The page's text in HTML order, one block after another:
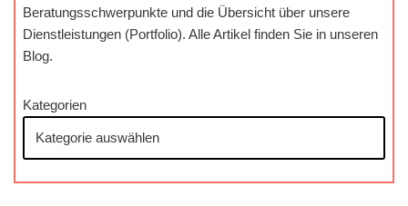
Beratungsschwerpunkte und die Übersicht über unsere
Dienstleistungen (Portfolio). Alle Artikel finden Sie in unseren
Blog.
Kategorien